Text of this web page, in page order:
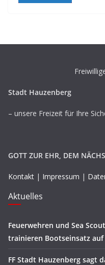
Stadt Hauzenberg
– unsere Freizeit für Ihre
GOTT ZUR EHR, DEM
Kontakt | Impressum |
Aktuelles
Feuerwehren und Sea
trainieren Bootseinsatz auf
FF Stadt Hauzenberg sagt